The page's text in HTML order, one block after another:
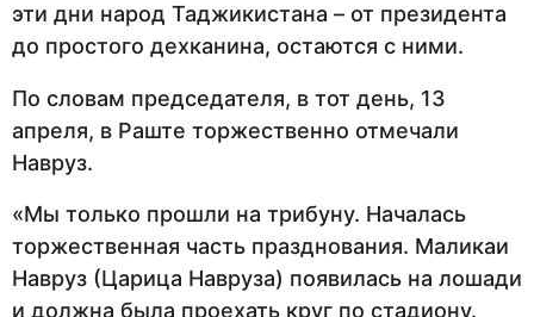
эти дни народ Таджикистана – от президента
до простого дехканина, остаются с ними.
По словам председателя, в тот день, 13
апреля, в Раште торжественно отмечали
Навруз.
«Мы только прошли на трибуну. Началась
торжественная часть празднования. Маликаи
Навруз (Царица Навруза) появилась на лошади
и должна была проехать круг по стадиону.